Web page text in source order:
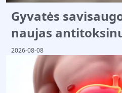
Gyvatės
naujas
2026-08-08